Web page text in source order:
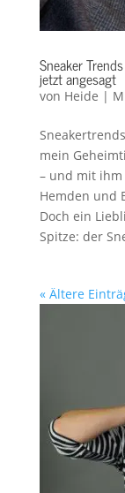
Sneaker
jetzt angesagt
von Heide |
mein
– und mit ihm
Hemden und
Doch ein
Spitze: der
« Ältere